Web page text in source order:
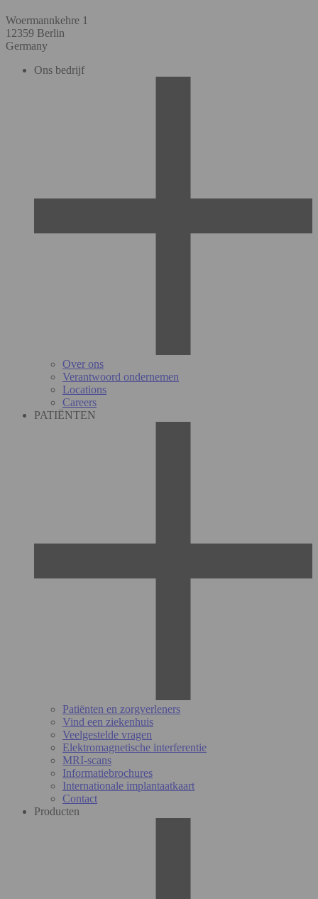
Woermannkehre 1
12359 Berlin
Germany
Ons bedrijf
Over ons
Verantwoord ondernemen
Locations
Careers
PATIËNTEN
Patiënten en zorgverleners
Vind een ziekenhuis
Veelgestelde vragen
Elektromagnetische interferentie
MRI-scans
Informatiebrochures
Internationale implantaatkaart
Contact
Producten